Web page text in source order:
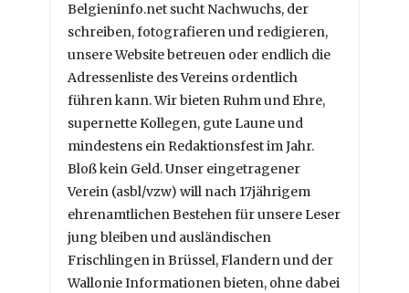
Belgieninfo.net sucht Nachwuchs, der
schreiben, fotografieren und redigieren,
unsere Website betreuen oder endlich die
Adressenliste des Vereins ordentlich
führen kann. Wir bieten Ruhm und Ehre,
supernette Kollegen, gute Laune und
mindestens ein Redaktionsfest im Jahr.
Bloß kein Geld. Unser eingetragener
Verein (asbl/vzw) will nach 17jährigem
ehrenamtlichen Bestehen für unsere Leser
jung bleiben und ausländischen
Frischlingen in Brüssel, Flandern und der
Wallonie Informationen bieten, ohne dabei